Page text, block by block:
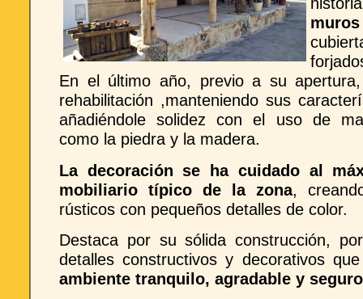
En el último año, previo a su
rehabilitación ,manteniendo sus
añadiéndole solidez con el uso de
como la piedra y la madera.
La decoración se ha cuidado al
mobiliario típico de la zona,
rústicos con pequeños detalles de color.
Destaca por su sólida construcción,
detalles constructivos y decorativos
ambiente tranquilo, agradable y